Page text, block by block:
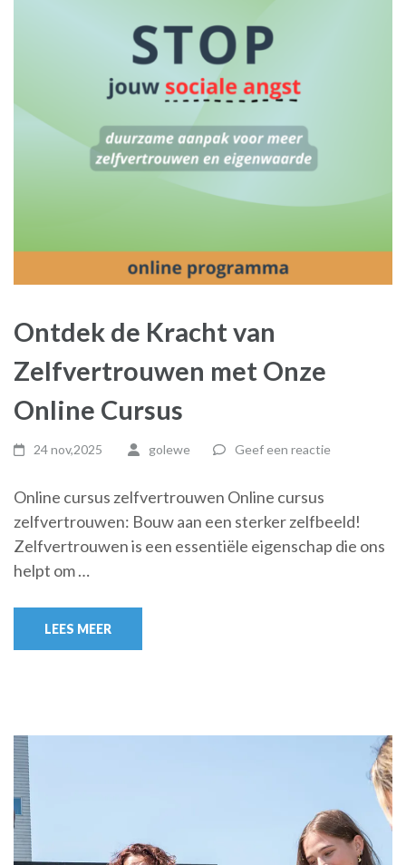
Ontdek de Kracht van
Zelfvertrouwen met Onze
Online Cursus
24 nov,2025 golewe Geef een reactie
Online cursus zelfvertrouwen Online cursus
zelfvertrouwen: Bouw aan een sterker zelfbeeld!
Zelfvertrouwen is een essentiële eigenschap die ons
helpt om …
LEES MEER